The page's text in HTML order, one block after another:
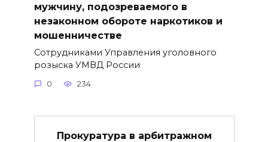
мужчину, подозреваемого в
незаконном обороте наркотиков и
мошенничестве
Сотрудниками Управления уголовного
розыска УМВД России
0 234
Прокуратура в арбитражном